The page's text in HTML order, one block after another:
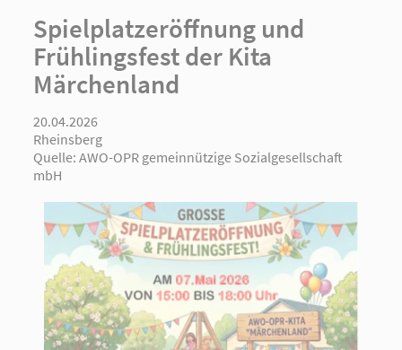
Spielplatzeröffnung und
Frühlingsfest der Kita
Märchenland
20.04.2026
Rheinsberg
Quelle: AWO-OPR gemeinnützige Sozialgesellschaft
mbH